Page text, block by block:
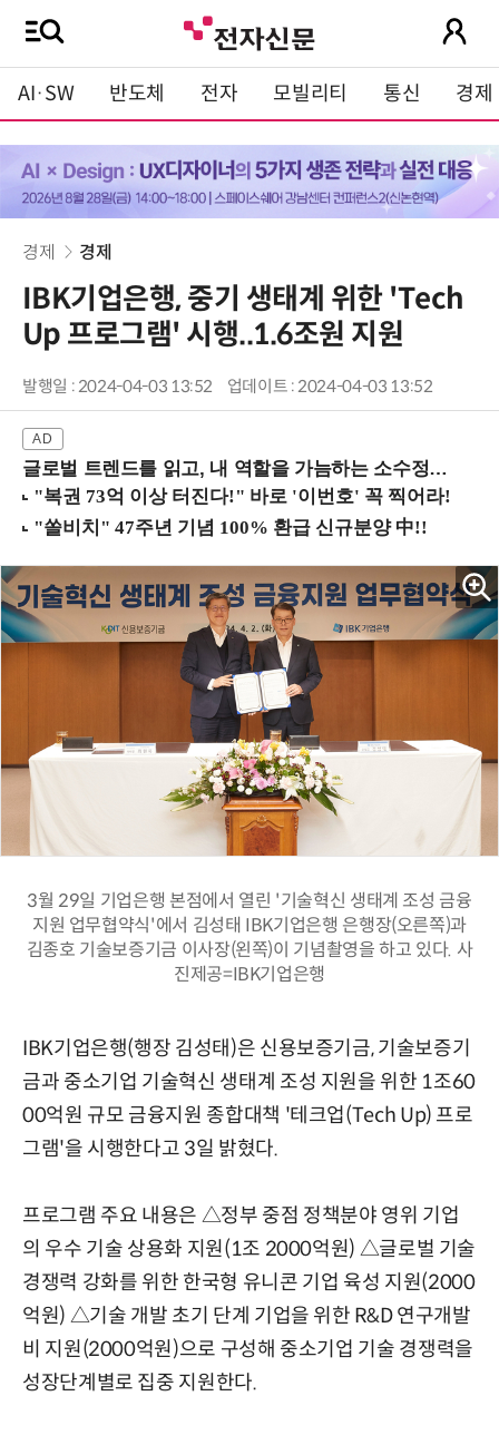
AI·SW 반도체 전자 모빌리티 통신 경제
경제 경제
IBK기업은행, 중기 생태계 위한 'Tech
Up 프로그램' 시행..1.6조원 지원
발행일 : 2024-04-03 13:52 업데이트 : 2024-04-03 13:52
글로벌 트렌드를 읽고, 내 역할을 가늠하는 소수정예 실습 워크숍 (8/28 신논현역)
3월 29일 기업은행 본점에서 열린 '기술혁신 생태계 조성 금융
지원 업무협약식'에서 김성태 IBK기업은행 은행장(오른쪽)과
김종호 기술보증기금 이사장(왼쪽)이 기념촬영을 하고 있다. 사
진제공=IBK기업은행
IBK기업은행(행장 김성태)은 신용보증기금, 기술보증기
금과 중소기업 기술혁신 생태계 조성 지원을 위한 1조60
00억원 규모 금융지원 종합대책 '테크업(Tech Up) 프로
그램'을 시행한다고 3일 밝혔다.
프로그램 주요 내용은 △정부 중점 정책분야 영위 기업
의 우수 기술 상용화 지원(1조 2000억원) △글로벌 기술
경쟁력 강화를 위한 한국형 유니콘 기업 육성 지원(2000
억원) △기술 개발 초기 단계 기업을 위한 R&D 연구개발
비 지원(2000억원)으로 구성해 중소기업 기술 경쟁력을
성장단계별로 집중 지원한다.